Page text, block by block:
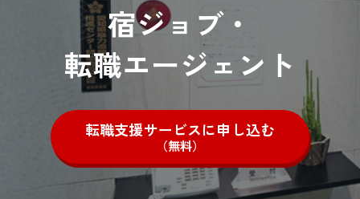
宿ジョブ・
転職エージェント
転職支援サービスに申し込む
（無料）